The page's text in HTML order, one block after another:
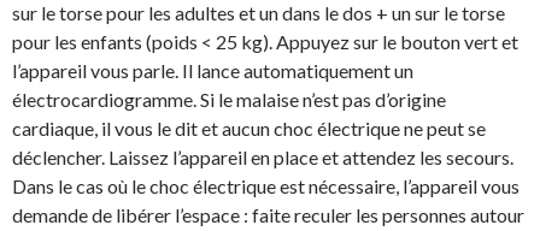
sur le torse pour les adultes et un dans le dos + un sur le torse
pour les enfants (poids < 25 kg). Appuyez sur le bouton vert et
l’appareil vous parle. Il lance automatiquement un
électrocardiogramme. Si le malaise n’est pas d’origine
cardiaque, il vous le dit et aucun choc électrique ne peut se
déclencher. Laissez l’appareil en place et attendez les secours.
Dans le cas où le choc électrique est nécessaire, l’appareil vous
demande de libérer l’espace : faite reculer les personnes autour